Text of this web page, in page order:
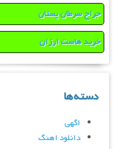
جراح سرطان پستان
خرید هاست ارزان
دسته‌ها
اگهی
دانلود اهنگ